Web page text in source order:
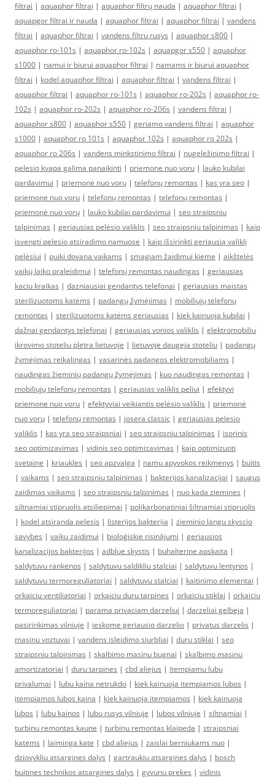
filtrai | aquaphor filtrai | aquaphor filtrų nauda | aquaphor filtrai |
aquapgor filtrai ir nauda | aquaphor filtrai | aquaphor filtrai | vandens
filtrai | aquaphor filtrai | vandens filtru rusys | aquaphor s800 |
aquaphor ro-101s | aquaphor ro-102s | aquapgor s550 | aquaphor
s1000 | namui ir biurui aquaphor filtrai | namams ir biurui aquaphor
filtrai | kodel aquaphor filtrai | aquaphor filtrai | vandens filtrai |
aquaphor filtrai | aquaphor ro-101s | aquaphor ro-202s | aquaphor ro-
102s | aquaphor ro-202s | aquaphor ro-206s | vandens filtrai |
aquaphor s800 | aquaphor s550 | geriamo vandens filtrai | aquaphor
s1000 | aquaphor ro 101s | aquaphor 102s | aquaphor ro 202s |
aquaphor ro 206s | vandens minkstinimo filtrai | nugeležinimo filtrai |
pelesio kvapa galima panaikinti | priemone nuo voru | lauko kubilai
pardavimui | priemonė nuo vorų | telefonų remontas | kas yra seo |
priemone nuo voru | telefonų remontas | telefonų remontas |
priemonė nuo vorų | lauko kubilai pardavimui | seo straipsniu
talpinimas | geriausias pelėsio valiklis | seo straipsniu talpinimas | kaip
isvengti pelesio atsiradimo namuose | kaip išsirinkti geriausią valiklį
pelėsiui | puiki dovana vaikams | smagiam žaidimui kieme | aikštelės
vaikų laiko praleidimui | telefonų remontas naudingas | geriausias
kaciu kraikas | dazniausiai gendantys telefonai | geriausias maistas
sterilizuotoms katėms | padangų žymėjimas | mobiliųjų telefonų
remontas | sterilizuotoms katėms geriausias | kiek kainuoja kubilai |
dažnai gendantys telefonai | geriausias vonios valiklis | elektromobiliu
ikrovimo stoteliu pletra lietuvoje | lietuvoje daugeja stoteliu | padangų
žymėjimas reikalingas | vasarinės padangos elektromobiliams |
naudingas žieminių padangų žymėjimas | kuo naudingas remontas |
mobiliųjų telefonų remontas | geriausias valiklis peliui | efektyvi
priemone nuo voru | efektyviai veikiantis pelėsio valiklis | priemonė
nuo vorų | telefonų remontas | josera classic | geriausias pelesio
valiklis | kas yra seo straipsniai | seo straipsniu talpinimas | isorinis
seo optimizavimas | vidinis seo optimizavimas | kaip optimizuoti
svetaine | kriaukles | seo apzvalga | namu apyvokos reikmenys | buitis
| vaikams | seo straipsniu talpinimas | bakterijos kanalizacijai | saugus
zaidimas vaikams | seo straipsniu talpinimas | nuo kada ziemines |
siltnamiai stipruolis atsiliepimai | polikarbonatiniai šiltnamiai stipruolis
| kodel atsiranda pelesis | listerijos bakterija | zieminio langu skyscio
savybes | vaiku zaidimui | bioloģiskie risinājumi | geriausios
kanalizacijos bakterijos | adblue skystis | buhalterine apskaita |
saldytuvu rankenos | saldytuvu saldikliu stalciai | saldytuvu lentynos |
saldytuvu termoreguliatoriai | saldytuvu stalciai | kaitinimo elementai |
orkaiciu ventiliatoriai | orkaiciu duru tarpines | orkaiciu stiklai | orkaiciu
termoreguliatoriai | parama privaciam darzeliui | darzeliai gelbeja |
pasirinkimas vilniuje | ieskome geriausio darzelio | privatus darzelis |
masinu voztuvai | vandens isleidimo siurbliai | duru stiklai | seo
straipsniu talpinimas | skalbimo masinu bugnai | skalbimo masinu
amortizatoriai | duru tarpines | cbd aliejus | itempiamu lubu
privalumai | lubu kaina netrukdo | kiek kainuoja itempiamos lubos |
itempiamos lubos kaina | kiek kainuoja itempiamos | kiek kainuoja
lubos | lubu kainos | lubu rusys vilniuje | lubos vilniuje | siltnamiai |
turbinu remontas kaune | turbinu remontas klaipeda | straipsniai
katems | laiminga kate | cbd aliejus | zaislai berniukams nuo |
dziovykliu atsargines dalys | gartraukiu atsargines dalys | bosch
buitines technikos atsargines dalys | gyvunu prekes | vidinis